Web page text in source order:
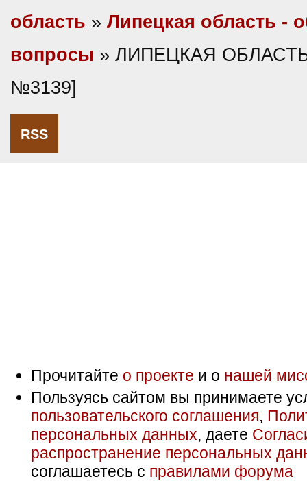
область » Липецкая область -
вопросы » ЛИПЕЦКАЯ
№3139]
RSS
Прочитайте о проекте и о нашей
Пользуясь сайтом вы принимаете
пользовательского соглашения,
персональных данных, даете
распространение персональных
соглашаетесь с правилами форума